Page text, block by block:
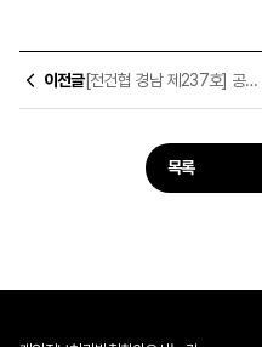
이전글 [전건협 경남 제237호] 공사비산정기준(표준품셈 및 표준시장단가) 제ㆍ개정을 위한 건설현장 추천 안내
목록